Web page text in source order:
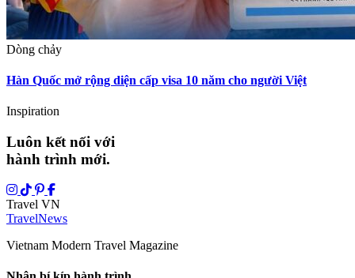
Dòng chảy
Hàn Quốc mở rộng diện cấp visa 10 năm cho người Việt
Inspiration
Luôn kết nối với
hành trình mới.
Travel VN
TravelNews
Vietnam Modern Travel Magazine